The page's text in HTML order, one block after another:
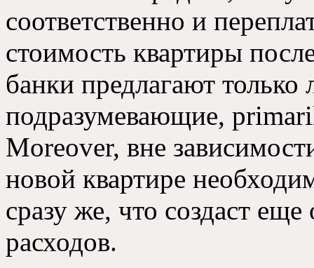
соответственно и
стоимость квартиры
банки предлагают
подразумевающие,
Moreover, вне
новой квартире
сразу же, что создаст
расходов.